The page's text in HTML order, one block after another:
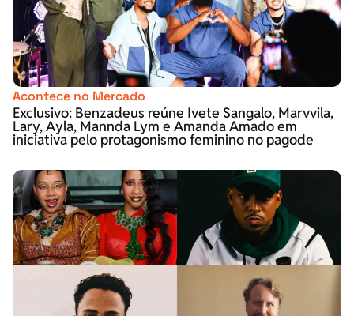
Acontece no Mercado
Exclusivo: Benzadeus reúne Ivete Sangalo, Marvvila,
Lary, Ayla, Mannda Lym e Amanda Amado em
iniciativa pelo protagonismo feminino no pagode